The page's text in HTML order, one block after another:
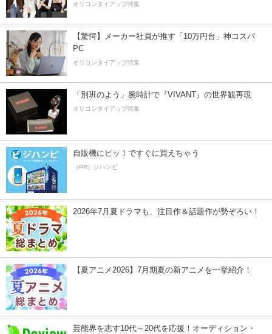
オリコンタイアップ特集
【驚愕】メーカー社員が推す「10万円台」神コスパ
PC
オリコンタイアップ特集
「別班のよう」腕時計で『VIVANT』の世界観再現
オリコンタイアップ特集
自販機にピッ！ですぐに買えちゃう
（PR）ジハンピ
2026年7月夏ドラマも、注目作＆話題作が勢ぞろい！
【夏アニメ2026】7月期夏の新アニメを一挙紹介！
芸能界を志す10代～20代を応援！オーディション・